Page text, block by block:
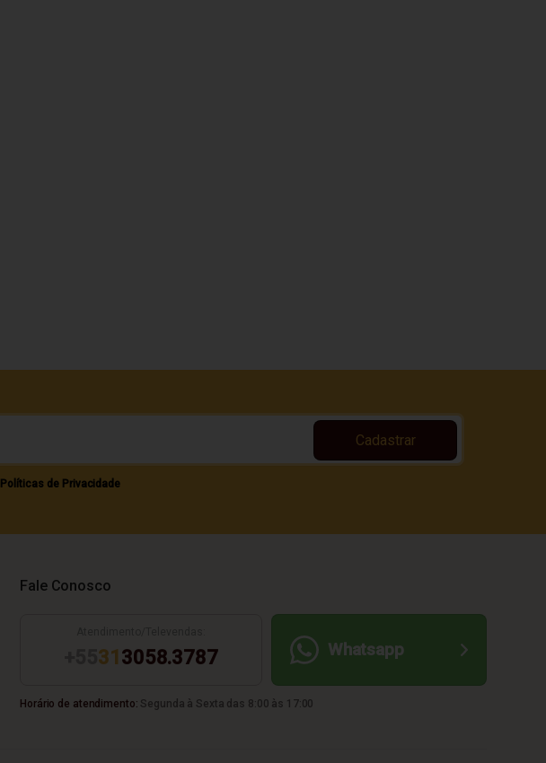
Políticas de Privacidade
Cadastrar
Fale Conosco
31 3058.3787 Whatsapp
Horário de atendimento: Segunda à Sexta das 8:00 às 17:00